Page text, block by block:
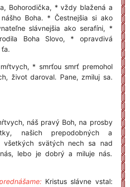
Bohorodička, * vždy blažená a
Boha. * Čestnejšia si ako
slávnejšia ako serafíni, *
Boha Slovo, * opravdivá
* smrťou smrť premohol
život daroval. Pane, zmiluj sa.
náš pravý Boh, na prosby
našich prepodobných a
všetkých svätých nech sa nad
lebo je dobrý a miluje nás.
Kristus slávne vstal: